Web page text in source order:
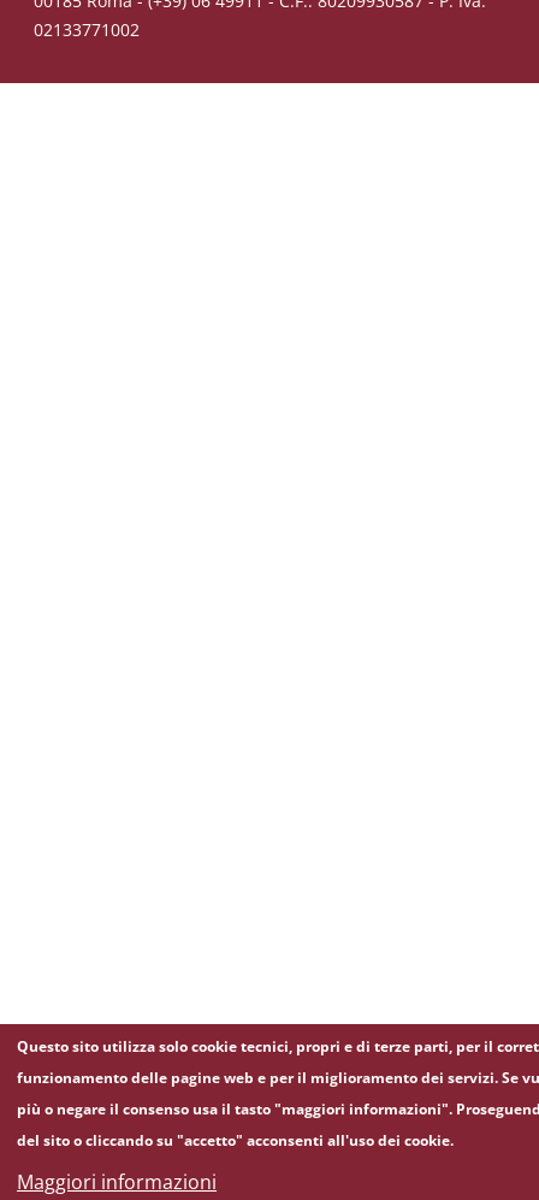
02133771002
Questo sito utilizza solo cookie tecnici, propri e di terze parti, per il
funzionamento delle pagine web e per il miglioramento dei servizi. Se
più o negare il consenso usa il tasto "maggiori informazioni".
del sito o cliccando su "accetto" acconsenti all'uso dei cookie.
Maggiori informazioni